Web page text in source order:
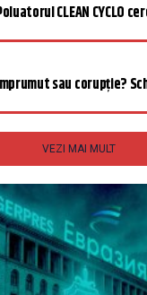
CLEAN CYCLO
sau corupție?
VEZI MAI MULT